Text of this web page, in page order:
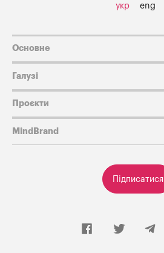
укр eng
Підписатися
Основне
Галузі
Проєкти
MindBrand